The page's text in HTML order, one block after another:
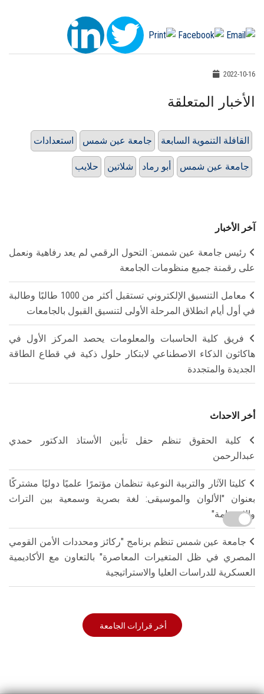
2022-10-16
الأخبار المتعلقة
استعدادات جامعة عين شمس القافلة التنموية السابعة
حلايب شلاتين أبو رماد جامعة عين شمس
آخر الأخبار
رئيس جامعة عين شمس: التحول الرقمي لم يعد رفاهية ونعمل
على رقمنة جميع منظومات الجامعة
معامل التنسيق الإلكتروني تستقبل أكثر من 1000 طالبًا وطالبة
في أول أيام انطلاق المرحلة الأولى لتنسيق القبول بالجامعات
فريق كلية الحاسبات والمعلومات يحصد المركز الأول في
هاكاثون الذكاء الاصطناعي لابتكار حلول ذكية في قطاع الطاقة
الجديدة والمتجددة
أخر الاحداث
كلية الحقوق تنظم حفل تأبين الأستاذ الدكتور حمدي
عبدالرحمن
كليتا الآثار والتربية النوعية تنظمان مؤتمرًا علميًا دوليًا مشتركًا
بعنوان "الألوان والموسيقى: لغة بصرية وسمعية بين التراث
والاستدامة"
جامعة عين شمس تنظم برنامج "ركائز ومحددات الأمن القومي
المصري في ظل المتغيرات المعاصرة" بالتعاون مع الأكاديمية
العسكرية للدراسات العليا والاستراتيجية
أخر قرارات الجامعة